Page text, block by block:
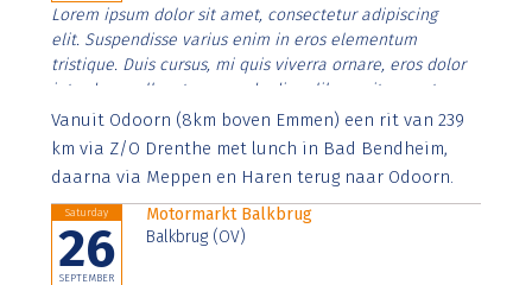
Lorem ipsum dolor sit amet, consectetur adipiscing
elit. Suspendisse varius enim in eros elementum
tristique. Duis cursus, mi quis viverra ornare, eros dolor
interdum nulla, ut commodo diam libero vitae erat.
Aenean faucibus nibh et justo cursus id rutrum lorem
imperdiet. Nunc ut sem vitae risus tristique posuere.
Vanuit Odoorn (8km boven Emmen) een rit van 239
km via Z/O Drenthe met lunch in Bad Bendheim,
daarna via Meppen en Haren terug naar Odoorn.
Saturday
26
SEPTEMBER
Motormarkt Balkbrug
Balkbrug (OV)